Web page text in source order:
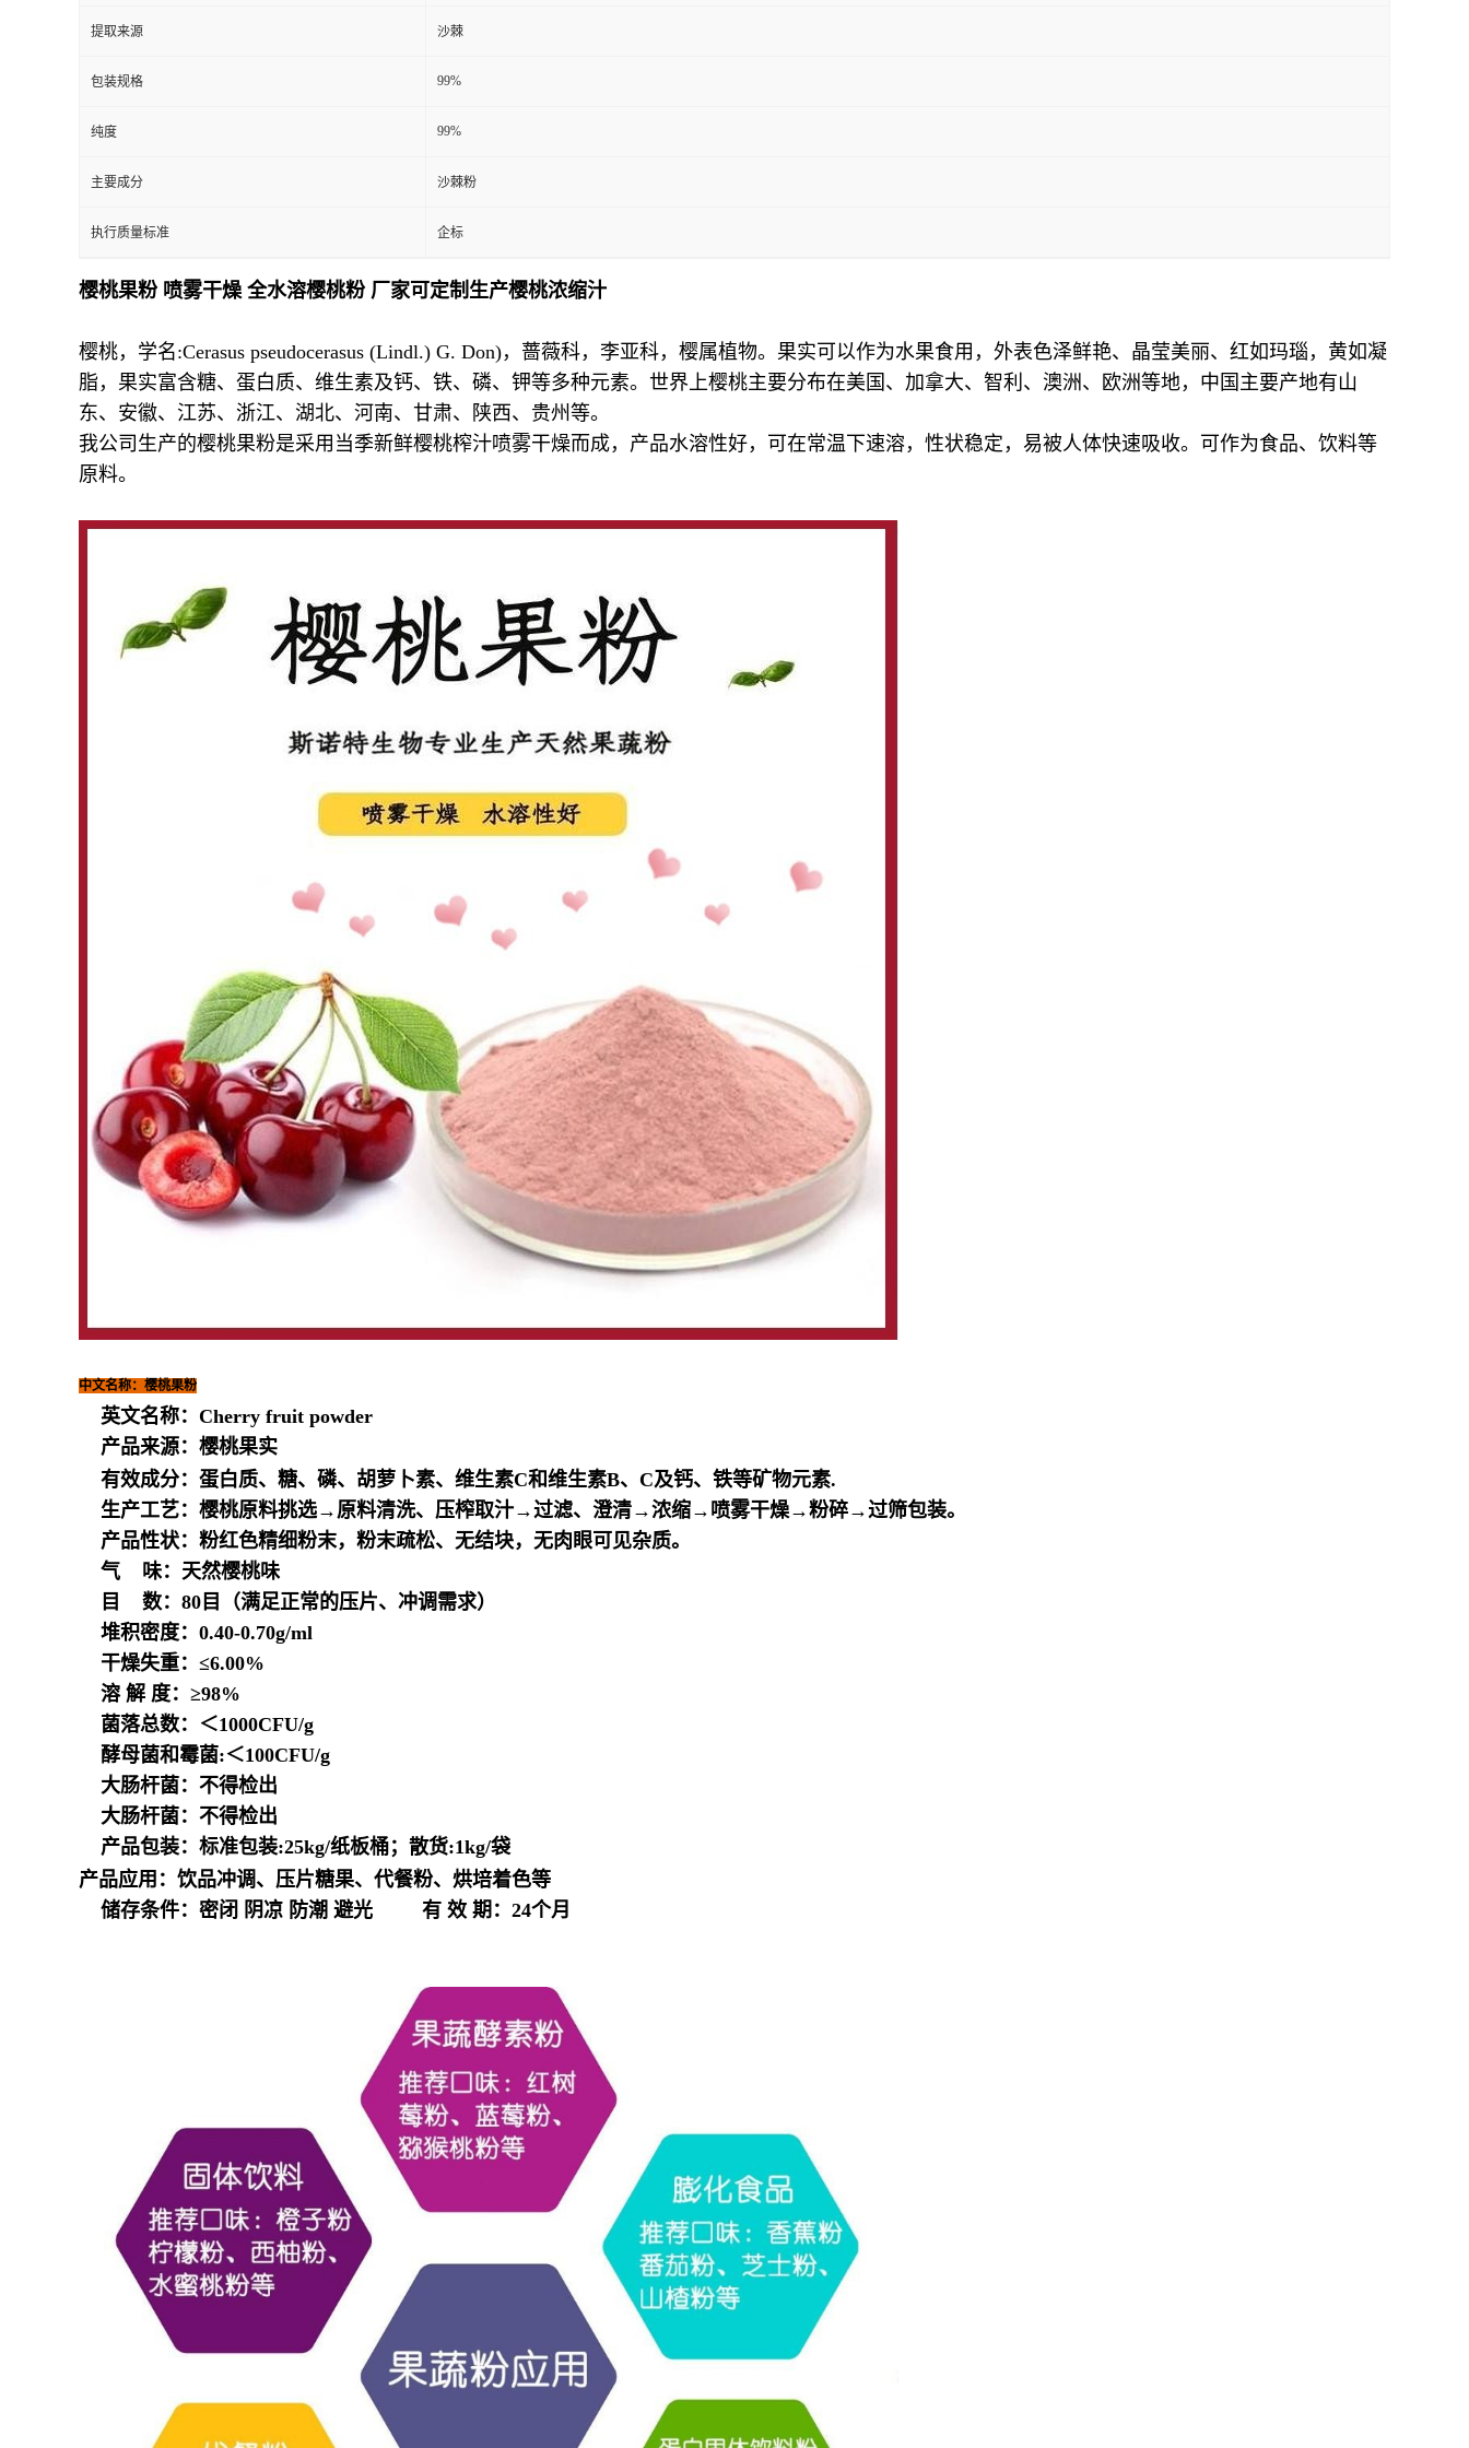
提取来源 沙棘
包装规格 99%
纯度 99%
主要成分 沙棘粉
执行质量标准 企标
樱桃果粉 喷雾干燥 全水溶樱桃粉 厂家可定制生产樱桃浓缩汁
樱桃，学名:Cerasus pseudocerasus (Lindl.) G. Don)，蔷薇科，李亚科，樱属植物。果实可以作为水果食用，外表色泽鲜艳、晶莹美丽、红如玛瑙，黄如凝
脂，果实富含糖、蛋白质、维生素及钙、铁、磷、钾等多种元素。世界上樱桃主要分布在美国、加拿大、智利、澳洲、欧洲等地，中国主要产地有山
东、安徽、江苏、浙江、湖北、河南、甘肃、陕西、贵州等。
我公司生产的樱桃果粉是采用当季新鲜樱桃榨汁喷雾干燥而成，产品水溶性好，可在常温下速溶， 性状稳定，易被人体快速吸收。可作为食品、饮料等
原料。
中文名称：樱桃果粉
英文名称：Cherry fruit powder
产品来源：樱桃果实
有效成分：蛋白质、糖、磷、胡萝卜素、维生素C和维生素B、C及钙、铁等矿物元素.
生产工艺：樱桃原料挑选→原料清洗、压榨取汁→过滤、澄清→浓缩→喷雾干燥→粉碎→过筛包装。
产品性状：粉红色精细粉末，粉末疏松、无结块，无肉眼可见杂质。
气 味：天然樱桃味
目 数：80目（满足正常的压片、冲调需求）
堆积密度：0.40-0.70g/ml
干燥失重：≤6.00%
溶 解 度：≥98%
菌落总数：＜1000CFU/g
酵母菌和霉菌:＜100CFU/g
大肠杆菌：不得检出
大肠杆菌：不得检出
产品包装：标准包装:25kg/纸板桶；散货:1kg/袋
产品应用：饮品冲调、压片糖果、代餐粉、烘培着色等
储存条件：密闭 阴凉 防潮 避光 有 效 期：24个月